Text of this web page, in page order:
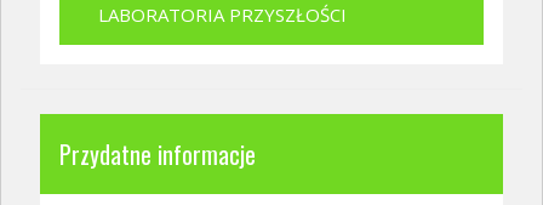
LABORATORIA PRZYSZŁOŚCI
Przydatne informacje